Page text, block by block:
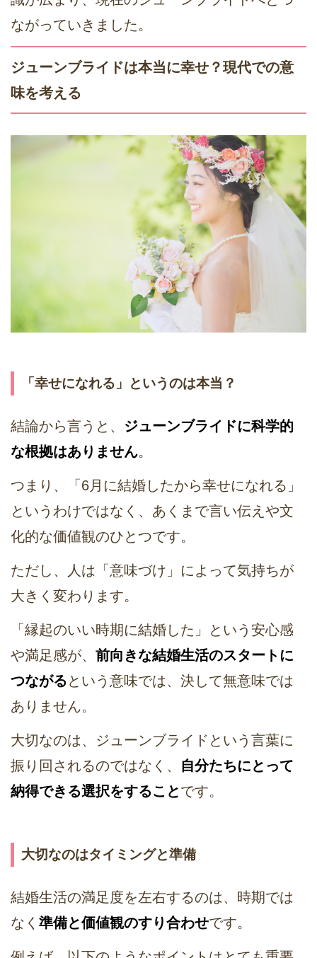
ながっていきました。
ジューンブライドは本当に幸せ？現代での意
味を考える
「幸せになれる」というのは本当？
結論から言うと、 ジューンブライドに科学的
な根拠はありません。
つまり、「6月に結婚したから幸せになれる」
というわけではなく、あくまで言い伝えや文
化的な価値観のひとつです。
ただし、人は「意味づけ」によって気持ちが
大きく変わります。
「縁起のいい時期に結婚した」という安心感
や満足感が、 前向きな結婚生活のスタートに
つながるという意味では、決して無意味では
ありません。
大切なのは、ジューンブライドという言葉に
振り回されるのではなく、 自分たちにとって
納得できる選択をすることです。
大切なのはタイミングと準備
結婚生活の満足度を左右するのは、時期では
なく 準備と価値観のすり合わせです。